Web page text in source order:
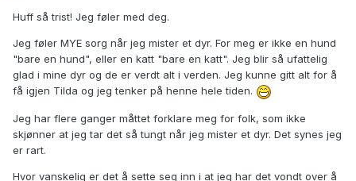
Huff så trist! Jeg føler med deg.
Jeg føler MYE sorg når jeg mister et dyr. For meg er ikke en hund
"bare en hund", eller en katt "bare en katt". Jeg blir så ufattelig
glad i mine dyr og de er verdt alt i verden. Jeg kunne gitt alt for å
få igjen Tilda og jeg tenker på henne hele tiden.
Jeg har flere ganger måttet forklare meg for folk, som ikke
skjønner at jeg tar det så tungt når jeg mister et dyr. Det synes jeg
er rart.
Hvor vanskelig er det å sette seg inn i at jeg har det vondt over å